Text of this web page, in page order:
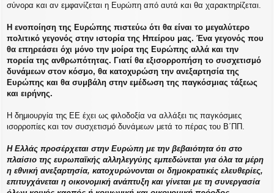
σύνορα και αν εμφανίζεται η Ευρώπη από αυτά και θα χαρακτηρίζεται.
Η ενοποίηση της Ευρώπης πιστεύω ότι θα είναι το μεγαλύτερο
πολιτικό γεγονός στην ιστορία της Ηπείρου μας. Ένα γεγονός που
θα επηρεάσει όχι μόνο την μοίρα της Ευρώπης αλλά και την
πορεία της ανθρωπότητας. Γιατί θα εξισορροπήση το συσχετισμό
δυνάμεων στον κόσμο, θα κατοχυρώση την ανεξαρτησία της
Ευρώπης και θα συμβάλη στην εμέδωση της παγκόσμιας τάξεως
και ειρήνης.
Η δημιουργία της ΕΕ έχει ως φιλοδοξία να αλλάξει τις παγκόσμιες
ισορροπίες και τον συσχετισμό δυνάμεων μετά το πέρας του Β΄ΠΠ.
Η Ελλάς προσέρχεται στην Ευρώπη με την βεβαιότητα ότι στο
πλαίσιο της ευρωπαϊκής αλληλεγγύης εμπεδώνεται για όλα τα μέρη
η εθνική ανεξαρτησία, κατοχυρώνονται οι δημοκρατικές ελευθερίες,
επιτυγχάνεται η οικονομική ανάπτυξη και γίνεται με τη συνεργασία